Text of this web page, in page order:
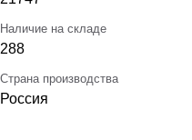
Наличие на складе
288
Страна производства
Россия